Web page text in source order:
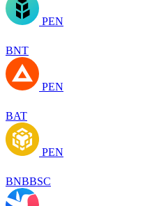
PEN
BNT
PEN
BAT
PEN
BNBBSC